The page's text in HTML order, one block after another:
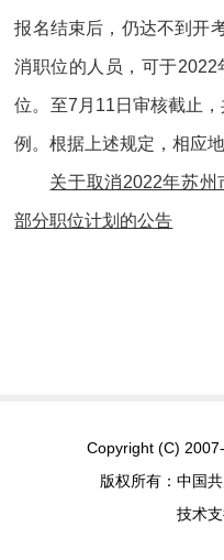
报名结束后，仍达不到开
消职位的人员，可于
位。至7月11日审核截止
例。根据上述规定，相应
关于取消2022年苏
部分职位计划的公告
Copyright (C)
版权所有：中国
技术